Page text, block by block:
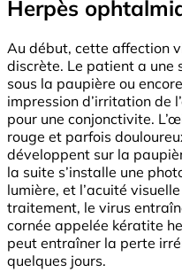
Herpès
Au début, cette affection
discrète. Le patient a une
sous la paupière ou
impression d’irritation de
pour une conjonctivite.
rouge et parfois
développent sur la
la suite s’installe une
lumière, et l’acuité
traitement, le virus
cornée appelée kératite
peut entraîner la perte
quelques jours.